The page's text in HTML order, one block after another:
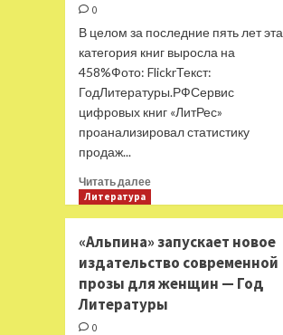
0
В целом за последние пять лет эта
категория книг выросла на
458%Фото: FlickrТекст:
ГодЛитературы.РФСервис
цифровых книг «ЛитРес»
проанализировал статистику
продаж...
Читать далееПрочитать
«ЛитРес»
растут
продажи
книг
о
Литература
«Альпина» запускает новое
издательство современной
прозы для женщин — Год
Литературы
0